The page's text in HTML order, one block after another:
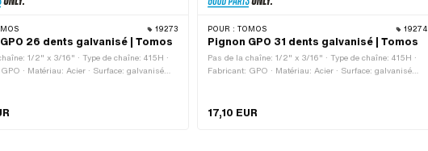
19273
26 dents galvanisé | Tomos
1/2" x 3/16" · Type de chaîne: 415H ·
· Matériau: Acier · Surface: galvanisé
mm · Tomos numéro OEM: 209078
POUR : TOMOS 19274
Pignon GPO 31 dents galvanisé | Tomos
Pas de la chaîne: 1/2" x 3/16" · Type de chaîne: 415H ·
Fabricant: GPO · Matériau: Acier · Surface: galvanisé
17,10 EUR